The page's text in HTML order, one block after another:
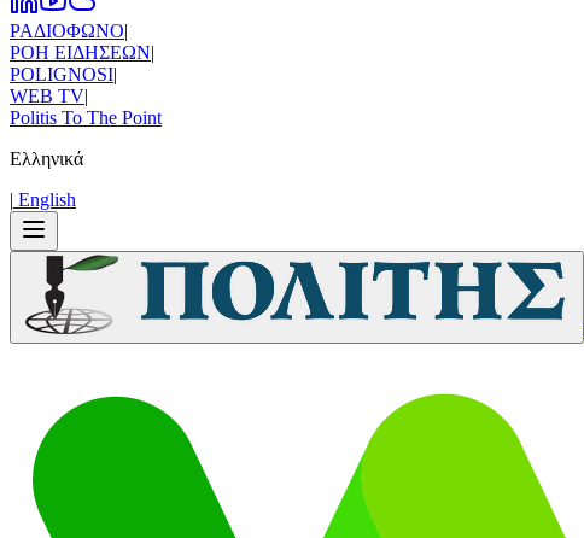
ΡΑΔΙΟΦΩΝΟ|
ΡΟΗ ΕΙΔΗΣΕΩΝ|
POLIGNOSI|
WEB TV|
Politis To The Point
Ελληνικά
| Εnglish